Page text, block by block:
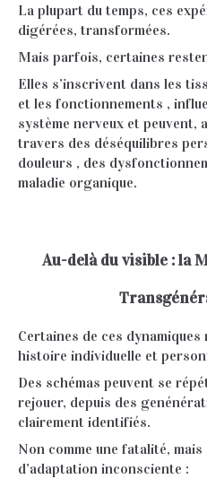
La plupart du temps, ces
digérées, transformées.
Mais parfois, certaines
Elles s’inscrivent dans les
et les fonctionnements ,
système nerveux et peuvent,
travers des déséquilibres
douleurs , des
maladie organique.
Au-delà du visible : la
Certaines de ces
histoire individuelle et
Des schémas peuvent se
rejouer, depuis des
clairement identifiés.
Non comme une fatalité,
d’adaptation inconsciente :